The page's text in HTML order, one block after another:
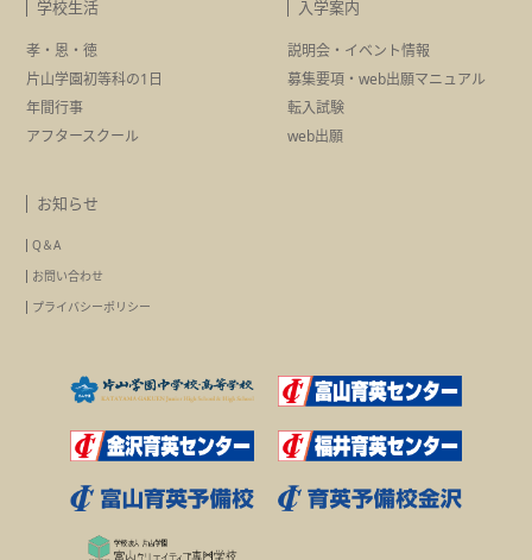
学校生活
孝・恩・徳
片山学園初等科の1日
年間行事
アフタースクール
入学案内
説明会・イベント情報
募集要項・ web出願マニュアル
転入試験
web出願
お知らせ
Q＆A
お問い合わせ
プライバシーポリシー